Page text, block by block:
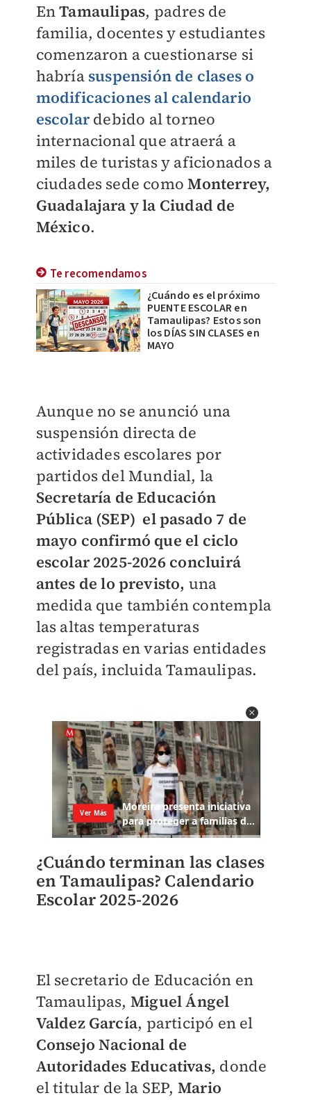
EnTamaulipas, padres de
familia, docentes y estudiantes
comenzaron a cuestionarse si
habría suspensión de clases o
modificaciones al calendario
escolardebido al torneo
internacional que atraerá a
miles de turistas y aficionados a
ciudades sede comoMonterrey,
Guadalajara y la Ciudad de
México.
Te recomendamos
¿Cuándo es el próximo
PUENTE ESCOLAR en
Tamaulipas? Estos son
los DÍAS SIN CLASES en
MAYO
Aunque no se anunció una
suspensión directa de
actividades escolares por
partidos del Mundial, la
Secretaría de Educación
Pública (SEP) el pasado 7 de
mayo confirmó que el ciclo
escolar 2025-2026concluirá
antes de lo previsto, una
medida que también contempla
las altas temperaturas
registradas en varias entidades
del país, incluida Tamaulipas.
¿Cuándo terminan las clases
en Tamaulipas? Calendario
Escolar 2025-2026
El secretario de Educación en
Tamaulipas, Miguel Ángel
Valdez García, participó en el
Consejo Nacional de
Autoridades Educativas, donde
el titular de la SEP, Mario